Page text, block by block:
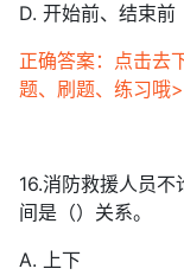
D. 开始前、结束前
正确答案：点击去
题、刷题、练习哦
16.消防救援人员
间是（）关系。
A. 上下